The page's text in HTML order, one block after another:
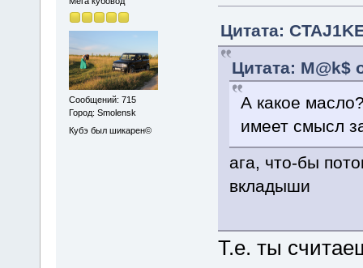
Сообщений: 715
Город: Smolensk
Кубэ был шикарен©
Цитата:
Цитата: M@k$
А какое
имеет смысл
ага, что-бы
вкладыши
Т.е. ты